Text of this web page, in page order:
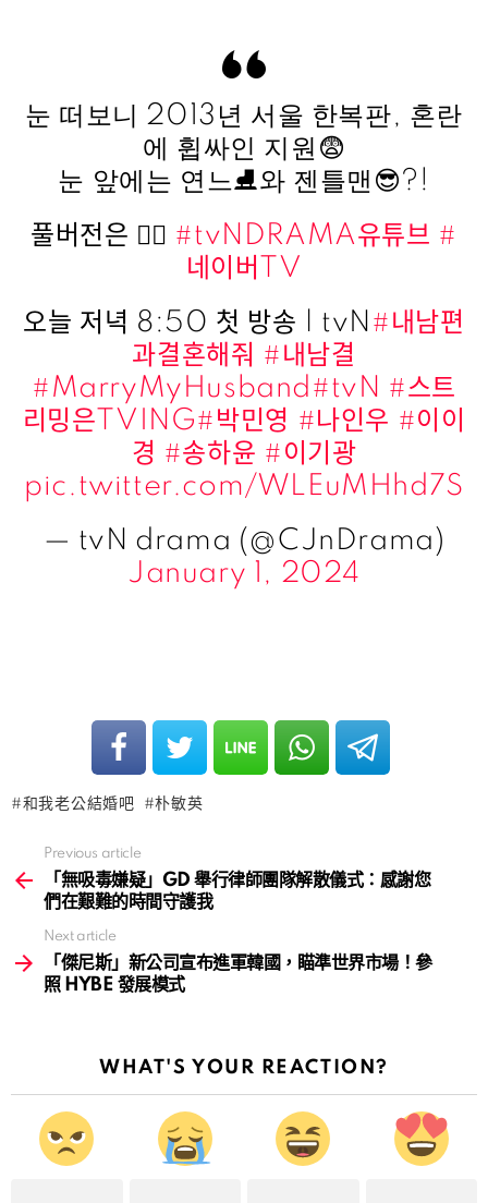
눈 떠보니 2013년 서울 한복판, 혼란
에 휩싸인 지원😨
눈 앞에는 연느⛸️와 젠틀맨😎?!
풀버전은 👉🏻 #tvNDRAMA유튜브 #
네이버TV
오늘 저녁 8:50 첫 방송 | tvN #내남편
과결혼해줘 #내남결
#MarryMyHusband #tvN #스트
리밍은TVING#박민영 #나인우 #이이
경 #송하윤 #이기광
pic.twitter.com/WLEuMHhd7S
— tvN drama (@CJnDrama)
January 1, 2024
和我老公結婚吧 朴敏英
more
Previous article
「無吸毒嫌疑」GD 舉行律師團隊解散儀式：感謝您
們在艱難的時間守護我
Next article
「傑尼斯」新公司宣布進軍韓國，瞄準世界市場！參
照 HYBE 發展模式
WHAT'S YOUR REACTION?